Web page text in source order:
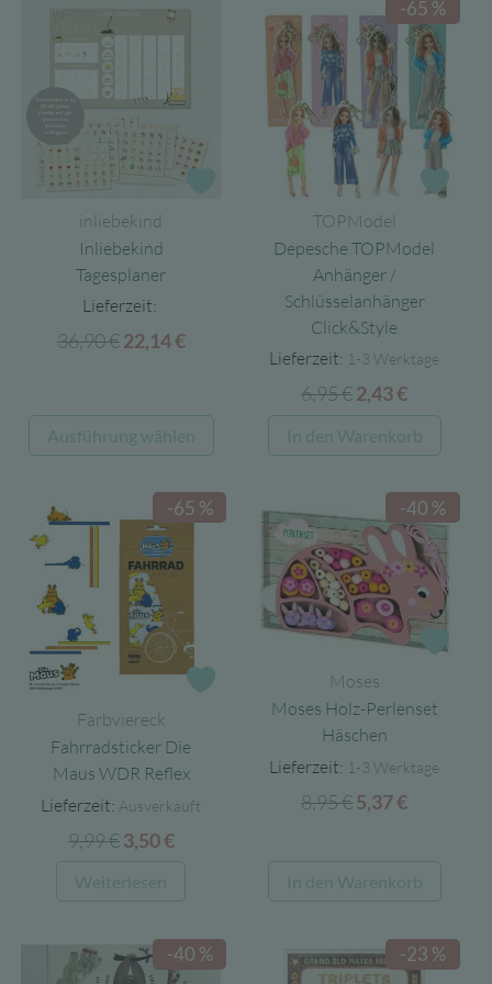
inliebekind
Inliebekind
Tagesplaner
Lieferzeit:
36,90€ Ursprünglicher
36,90 €
22,14€Aktueller
22,14 €.
Ausführung wählen
Produkt
mehrere
Varianten
Optionen
auf
gewählt
-65 %
TOPModel
Depesche TOPModel
Anhänger /
Schlüsselanhänger
Click&Style
Lieferzeit: 1-3 Werktage
6,95€Ursprünglicher
Preis
war:
2,43€Aktueller
Preis
ist:
In den Warenkorb
-65 %
Farbviereck
Fahrradsticker Die
Maus WDR Reflex
Lieferzeit: Ausverkauft
9,99€ Ursprünglicher
Preis
war:
3,50€Aktueller
Preis
ist:
Weiterlesen
-40 %
Moses
Moses Holz-Perlenset
Häschen
Lieferzeit: 1-3 Werktage
8,95€ Ursprünglicher
war:
8,95 €
5,37€Aktueller
ist:
5,37 €.
In den Warenkorb
-40 % -23 %